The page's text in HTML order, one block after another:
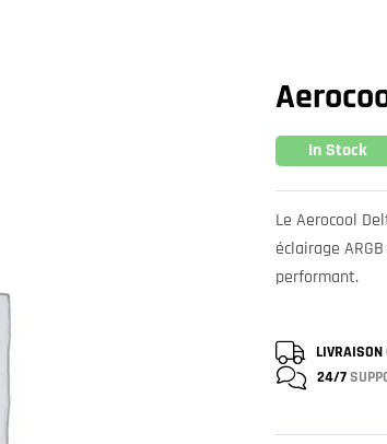
In Stock
Le Aerocool
éclairage
performant.
LIVRAISON
24/7